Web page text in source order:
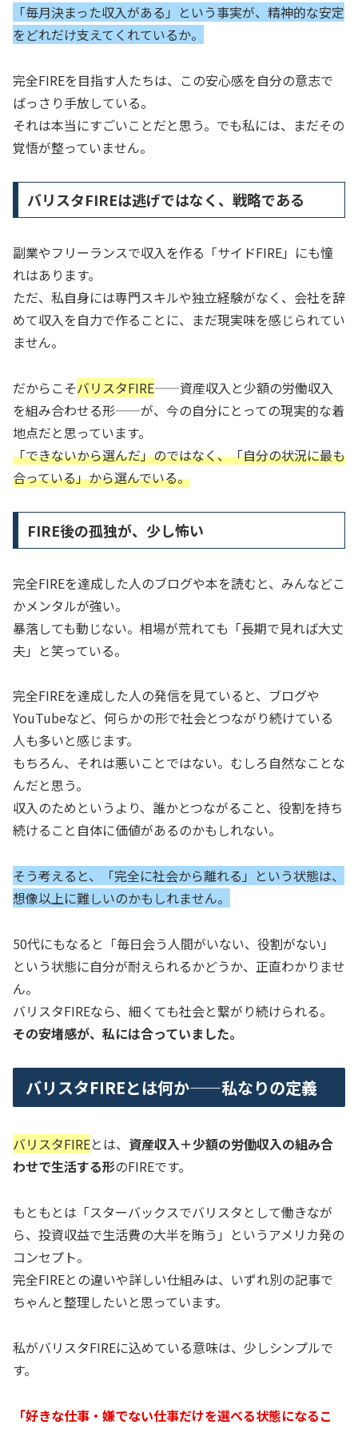
「毎月決まった収入がある」という事実が、精神的な安定
をどれだけ支えてくれているか。
完全FIREを目指す人たちは、この安心感を自分の意志で
ばっさり手放している。
それは本当にすごいことだと思う。でも私には、まだその
覚悟が整っていません。
バリスタFIREは逃げではなく、戦略である
副業やフリーランスで収入を作る「サイドFIRE」にも憧
れはあります。
ただ、私自身には専門スキルや独立経験がなく、会社を辞
めて収入を自力で作ることに、まだ現実味を感じられてい
ません。
だからこそバリスタFIRE——資産収入と少額の労働収入
を組み合わせる形——が、今の自分にとっての現実的な着
地点だと思っています。
「できないから選んだ」のではなく、「自分の状況に最も
合っている」から選んでいる。
FIRE後の孤独が、少し怖い
完全FIREを達成した人のブログや本を読むと、みんなどこ
かメンタルが強い。
暴落しても動じない。相場が荒れても「長期で見れば大丈
夫」と笑っている。
完全FIREを達成した人の発信を見ていると、ブログや
YouTubeなど、何らかの形で社会とつながり続けている
人も多いと感じます。
もちろん、それは悪いことではない。むしろ自然なことな
んだと思う。
収入のためというより、誰かとつながること、役割を持ち
続けること自体に価値があるのかもしれない。
そう考えると、「完全に社会から離れる」という状態は、
想像以上に難しいのかもしれません。
50代にもなると「毎日会う人間がいない、役割がない」
という状態に自分が耐えられるかどうか、正直わかりませ
ん。
バリスタFIREなら、細くても社会と繋がり続けられる。
その安堵感が、私には合っていました。
バリスタFIREとは何か——私なりの定義
バリスタFIREとは、 資産収入＋少額の労働収入の組み合
わせで生活する形のFIREです。
もともとは「スターバックスでバリスタとして働きなが
ら、投資収益で生活費の大半を賄う」というアメリカ発の
コンセプト。
完全FIREとの違いや詳しい仕組みは、いずれ別の記事で
ちゃんと整理したいと思っています。
私がバリスタFIREに込めている意味は、少しシンプルで
す。
「好きな仕事・嫌でない仕事だけを選べる状態になるこ